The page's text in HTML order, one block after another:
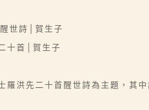
世詩│賀生子
十首│賀生子
羅洪先二十首醒世詩為主題，其